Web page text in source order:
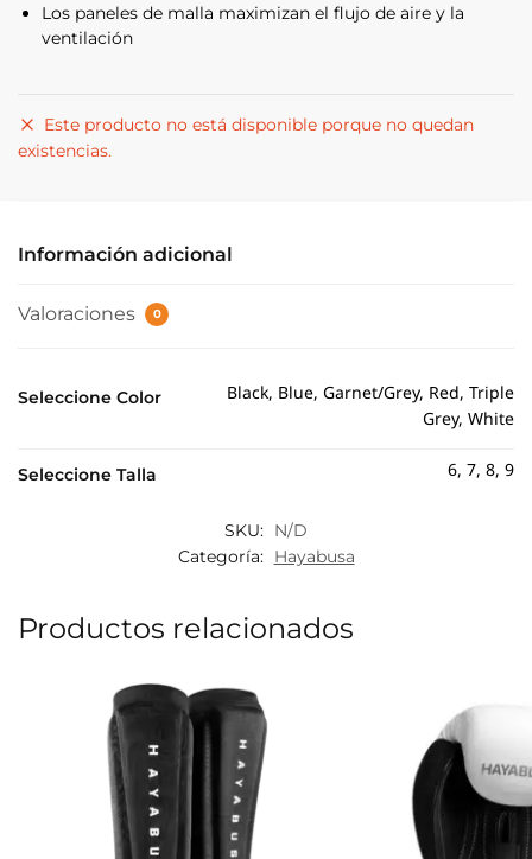
Los paneles de malla maximizan el flujo de aire y la
ventilación
Este producto no está disponible porque no quedan
existencias.
Información adicional
Valoraciones 0
Seleccione Color Black, Blue, Garnet/Grey, Red, Triple
Grey, White
Seleccione Talla 6, 7, 8, 9
SKU: N/D
Categoría: Hayabusa
Productos relacionados